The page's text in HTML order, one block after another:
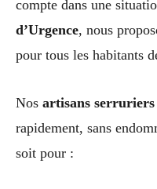
compte dans une
d’Urgence, nous
pour tous les habitants
Nos artisans serruriers
rapidement, sans
soit pour :